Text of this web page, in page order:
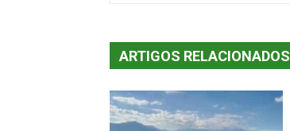
ARTIGOS RELACIONADOS